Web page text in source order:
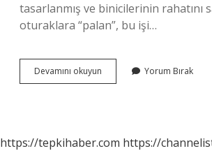
tasarlanmış ve binicilerinin rahatını
oturaklara “palan”, bu işi…
Devamını okuyun Yaşında
Eşek
Yorum Bırak
https://tepkihaber.com https://